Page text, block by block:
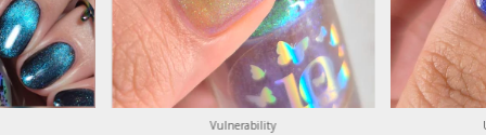
Vulnerability